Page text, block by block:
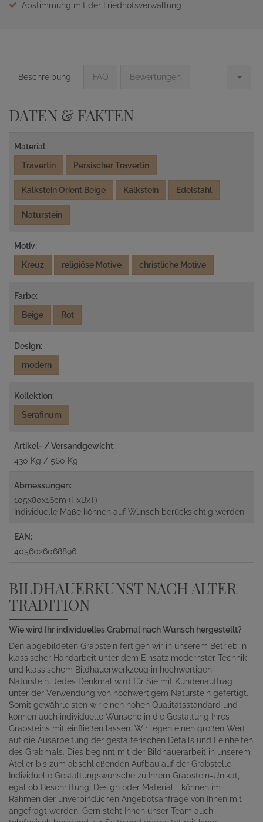
Abstimmung mit der Friedhofsverwaltung
Beschreibung FAQ Bewertungen
DATEN & FAKTEN
Material:
Travertin
Persischer Travertin
Kalkstein Orient Beige Kalkstein Edelstahl
Naturstein
Motiv:
Kreuz
religiöse Motive christliche Motive
Farbe:
Beige
Rot
Design:
modern
Kollektion:
Serafinum
Artikel- / Versandgewicht:
430 Kg / 560 Kg
Abmessungen:
105x80x16cm (HxBxT)
Individuelle Maße können auf Wunsch berücksichtig werden
EAN:
4056026068896
BILDHAUERKUNST NACH ALTER
TRADITION
Wie wird Ihr individuelles Grabmal nach Wunsch hergestellt?
Den abgebildeten Grabstein fertigen wir in unserem Betrieb in
klassischer Handarbeit unter dem Einsatz modernster Technik
und klassischem Bildhauerwerkzeug in hochwertigen
Naturstein. Jedes Denkmal wird für Sie mit Kundenauftrag
unter der Verwendung von hochwertigem Naturstein gefertigt.
Somit gewährleisten wir einen hohen Qualitätsstandard und
können auch individuelle Wünsche in die Gestaltung Ihres
Grabsteins mit einfließen lassen. Wir legen einen großen Wert
auf die Ausarbeitung der gestalterischen Details und Feinheiten
des Grabmals. Dies beginnt mit der Bildhauerarbeit in unserem
Atelier bis zum abschließenden Aufbau auf der Grabstelle.
Individuelle Gestaltungswünsche zu Ihrem Grabstein-Unikat,
egal ob Beschriftung, Design oder Material - können im
Rahmen der unverbindlichen Angebotsanfrage von Ihnen mit
angefragt werden. Gern steht Ihnen unser Team auch